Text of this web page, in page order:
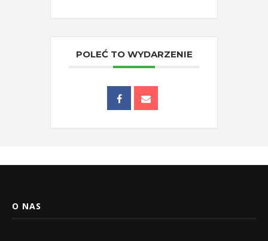
POLEĆ TO WYDARZENIE
O NAS